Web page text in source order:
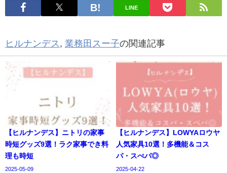
LINE
ヒルナンデス , 業務田スー子の関連記事
【ヒルナンデス】ニトリの家事
時短グッズ9選！ラク家事でき料
理も時短
2025-05-09
【ヒルナンデス】LOWYAロウヤ
人気家具10選！多機能＆コス
パ・スぺパ◎
2025-04-22